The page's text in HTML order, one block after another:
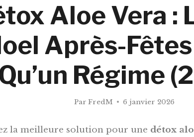
Aloe Vera :
Après-
Régime
Par FredM 6 janvier 2026
la meilleure solution pour une détox